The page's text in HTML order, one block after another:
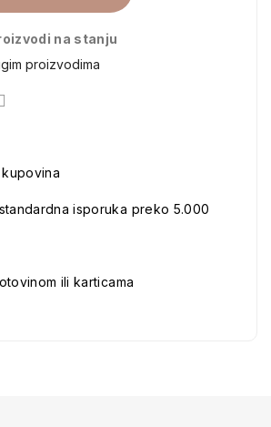
na stanju
proizvodima
isporuka preko 5.000
ili karticama